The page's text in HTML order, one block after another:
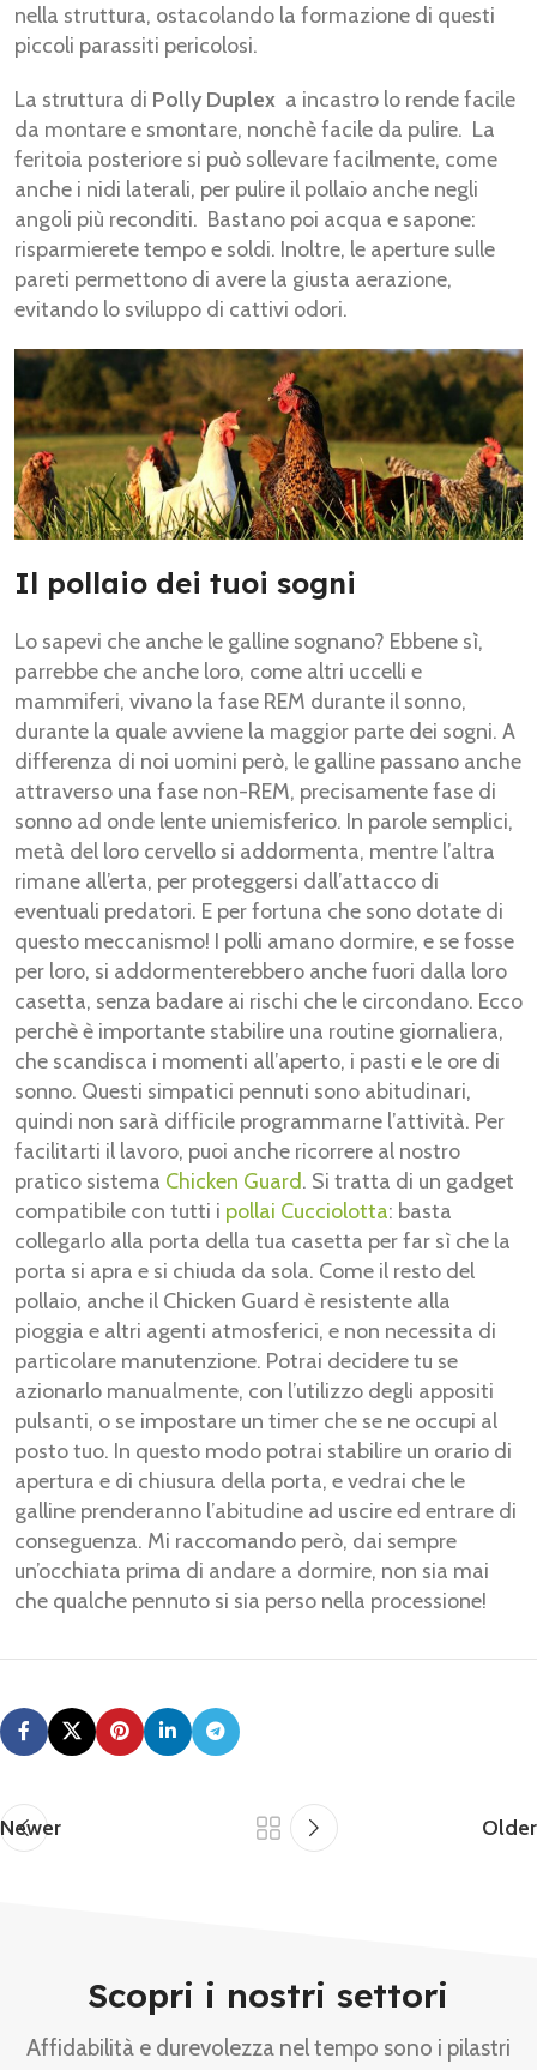
nella struttura, ostacolando la formazione di questi
piccoli parassiti pericolosi.
La struttura di Polly Duplex a incastro lo rende facile
da montare e smontare, nonchè facile da pulire. La
feritoia posteriore si può sollevare facilmente, come
anche i nidi laterali, per pulire il pollaio anche negli
angoli più reconditi. Bastano poi acqua e sapone:
risparmierete tempo e soldi. Inoltre, le aperture sulle
pareti permettono di avere la giusta aerazione,
evitando lo sviluppo di cattivi odori.
Il pollaio dei tuoi sogni
Lo sapevi che anche le galline sognano? Ebbene sì,
parrebbe che anche loro, come altri uccelli e
mammiferi, vivano la fase REM durante il sonno,
durante la quale avviene la maggior parte dei sogni. A
differenza di noi uomini però, le galline passano anche
attraverso una fase non-REM, precisamente fase di
sonno ad onde lente uniemisferico. In parole semplici,
metà del loro cervello si addormenta, mentre l’altra
rimane all’erta, per proteggersi dall’attacco di
eventuali predatori. E per fortuna che sono dotate di
questo meccanismo! I polli amano dormire, e se fosse
per loro, si addormenterebbero anche fuori dalla loro
casetta, senza badare ai rischi che le circondano. Ecco
perchè è importante stabilire una routine giornaliera,
che scandisca i momenti all’aperto, i pasti e le ore di
sonno. Questi simpatici pennuti sono abitudinari,
quindi non sarà difficile programmarne l’attività. Per
facilitarti il lavoro, puoi anche ricorrere al nostro
pratico sistema Chicken Guard. Si tratta di un gadget
compatibile con tutti i pollai Cucciolotta: basta
collegarlo alla porta della tua casetta per far sì che la
porta si apra e si chiuda da sola. Come il resto del
pollaio, anche il Chicken Guard è resistente alla
pioggia e altri agenti atmosferici, e non necessita di
particolare manutenzione. Potrai decidere tu se
azionarlo manualmente, con l’utilizzo degli appositi
pulsanti, o se impostare un timer che se ne occupi al
posto tuo. In questo modo potrai stabilire un orario di
apertura e di chiusura della porta, e vedrai che le
galline prenderanno l’abitudine ad uscire ed entrare di
conseguenza. Mi raccomando però, dai sempre
un’occhiata prima di andare a dormire, non sia mai
che qualche pennuto si sia perso nella processione!
Newer Older
Scopri i nostri settori
Affidabilità e durevolezza nel tempo sono i pilastri